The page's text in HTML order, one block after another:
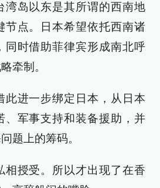
湾岛以东是其所谓的西南地
节点。日本希望依托西南诸
同时借助菲律宾形成南北呼
牵制。
此进一步绑定日本，从日本
、军事支持和装备援助，并
题上的筹码。
相授受。所以才出现了在香